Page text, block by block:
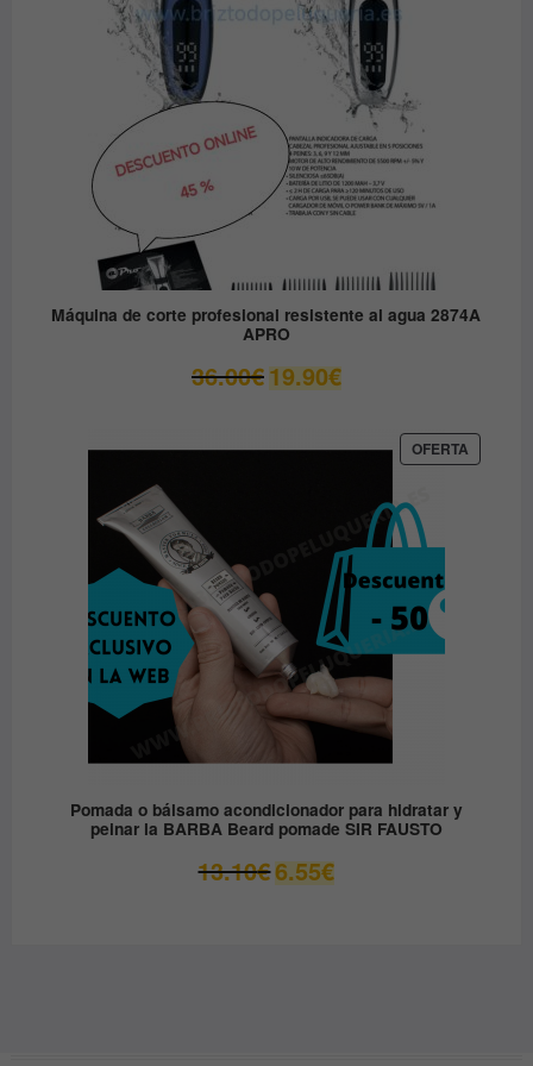
Máquina de corte profesional resistente al agua 2874A
APRO
36.00€ El
precio
era:
19.90€El
precio
es:
OFERTA
EN
Pomada o bálsamo acondicionador para hidratar y
peinar la BARBA Beard pomade SIR FAUSTO
13.10€El
precio
6.55€El
precio